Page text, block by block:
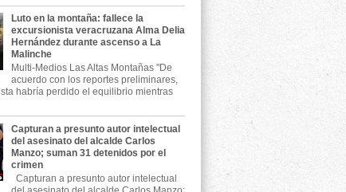
Luto en la montaña: fallece la
excursionista veracruzana Alma Delia
Hernández durante ascenso a La
Malinche
Multi-Medios Las Altas Montañas "De
acuerdo con los reportes preliminares,
habría perdido el equilibrio mientras
Capturan a presunto autor intelectual
del asesinato del alcalde Carlos
Manzo; suman 31 detenidos por el
crimen
Capturan a presunto autor intelectual